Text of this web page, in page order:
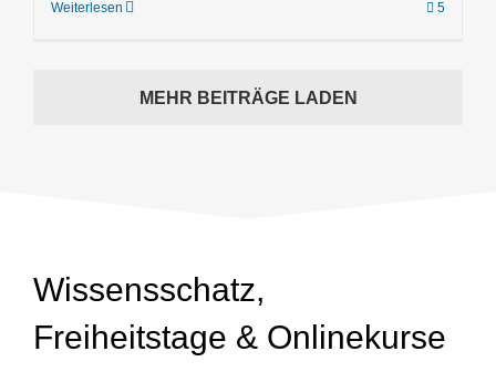
Weiterlesen 5
MEHR BEITRÄGE LADEN
Wissensschatz,
Freiheitstage & Onlinekurse